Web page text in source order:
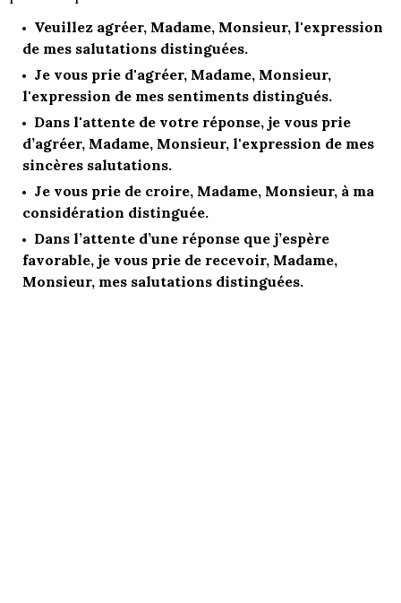
Veuillez agréer, Madame, Monsieur, l'expression
de mes salutations distinguées.
Je vous prie d'agréer, Madame, Monsieur,
l'expression de mes sentiments distingués.
Dans l'attente de votre réponse, je vous prie
d’agréer, Madame, Monsieur, l'expression de mes
sincères salutations.
Je vous prie de croire, Madame, Monsieur, à ma
considération distinguée.
Dans l’attente d’une réponse que j’espère
favorable, je vous prie de recevoir, Madame,
Monsieur, mes salutations distinguées.